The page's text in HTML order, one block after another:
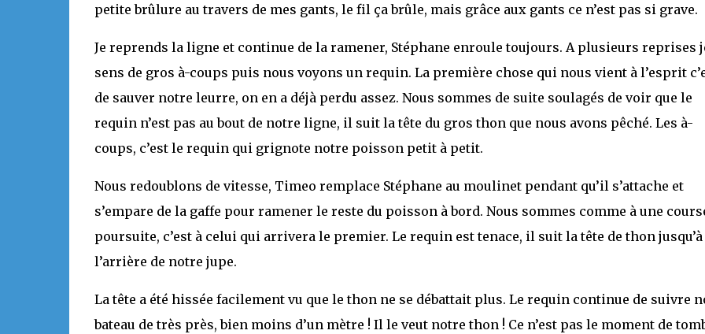
petite brûlure au travers de mes gants, le fil ça brûle, mais grâce aux gants ce n’est pas si grave.
Je reprends la ligne et continue de la ramener, Stéphane enroule toujours. A plusieurs reprises
sens de gros à-coups puis nous voyons un requin. La première chose qui nous vient à l’esprit
de sauver notre leurre, on en a déjà perdu assez. Nous sommes de suite soulagés de voir que le
requin n’est pas au bout de notre ligne, il suit la tête du gros thon que nous avons pêché. Les à-
coups, c’est le requin qui grignote notre poisson petit à petit.
Nous redoublons de vitesse, Timeo remplace Stéphane au moulinet pendant qu’il s’attache et
s’empare de la gaffe pour ramener le reste du poisson à bord. Nous sommes comme à une
poursuite, c’est à celui qui arrivera le premier. Le requin est tenace, il suit la tête de thon jusqu’à
l’arrière de notre jupe.
La tête a été hissée facilement vu que le thon ne se débattait plus. Le requin continue de suivre
bateau de très près, bien moins d’un mètre ! Il le veut notre thon ! Ce n’est pas le moment de